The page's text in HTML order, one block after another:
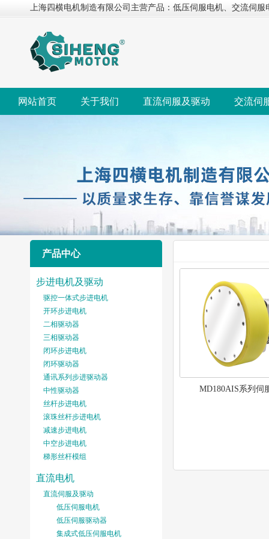
上海四横电机制造有限公司主营产品：低压伺服电机、交流伺
网站首页 关于我们 直流伺服及驱动 交流伺
产品中心
步进电机及驱动
驱控一体式步进电机
开环步进电机
二相驱动器
三相驱动器
闭环步进电机
闭环驱动器
通讯系列步进驱动器
中性驱动器
丝杆步进电机
滚珠丝杆步进电机
减速步进电机
中空步进电机
梯形丝杆模组
直流电机
直流伺服及驱动
低压伺服电机
低压伺服驱动器
集成式低压伺服电机
MD180AIS系列伺